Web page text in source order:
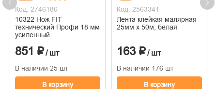
Код: 2746186
10322 Нож FIT
технический Профи 18 мм
усиленный
пластиковый прижим,
851 ₽/ шт
В наличии 25 шт
В корзину
Код: 2563341
Лента клейкая малярная
25мм х 50м, белая
163 ₽/ шт
В наличии 176 шт
В корзину